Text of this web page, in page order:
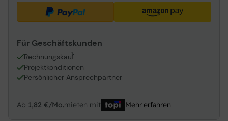
Für Geschäftskunden
Rechnungskauf
1
Projektkonditionen
Persönlicher Ansprechpartner
Ab 1,82 €/Mo.mieten mit Mehr erfahren